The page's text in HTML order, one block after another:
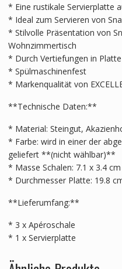
* Eine rustikale Servierplatte
* Ideal zum Servieren von
* Stilvolle Präsentation von
Wohnzimmertisch
* Durch Vertiefungen in
* Spülmaschinenfest
* Markenqualität von
**Technische Daten:**
* Material: Steingut,
* Farbe: wird in einer der
geliefert **(nicht wählbar)**
* Masse Schalen: 7.1 x 3.4
* Durchmesser Platte: 19.8
**Lieferumfang:**
* 3 x Apéroschale
* 1 x Servierplatte